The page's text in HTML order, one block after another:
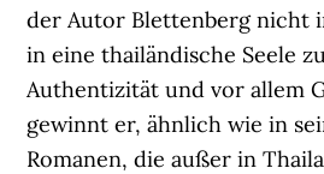
der Autor Blettenberg nicht
in eine thailändische Seele
Authentizität und vor allem
gewinnt er, ähnlich wie in
Romanen, die außer in